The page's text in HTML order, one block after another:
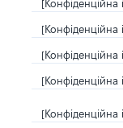
[Конфіденційна
[Конфіденційна
[Конфіденційна
[Конфіденційна
[Конфіденційна